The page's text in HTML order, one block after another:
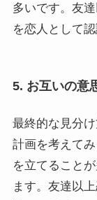
多いです。友
を恋人として
5. お互いの意
最終的な見分
計画を考えて
を立てること
ます。友達以